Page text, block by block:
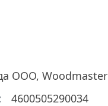
ООО, Woodmaster
4600505290034